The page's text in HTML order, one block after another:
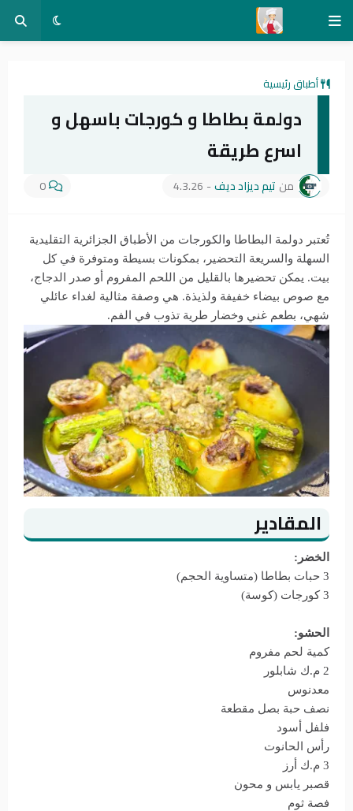
أطباق رئيسية
دولمة بطاطا و كورجات باسهل و
اسرع طريقة
من تيم ديزاد ديف-
4.3.26
0
تُعتبر دولمة البطاطا والكورجات من الأطباق الجزائرية التقليدية
السهلة والسريعة التحضير، بمكونات بسيطة ومتوفرة في كل
بيت. يمكن تحضيرها بالقليل من اللحم المفروم أو صدر الدجاج،
مع صوص بيضاء خفيفة ولذيذة. هي وصفة مثالية لغداء عائلي
شهي، بطعم غني وخضار طرية تذوب في الفم.
المقادير
الخضر:
3 حبات بطاطا (متساوية الحجم)
3 كورجات (كوسة)
الحشو:
كمية لحم مفروم
2 م.ك شابلور
معدنوس
نصف حبة بصل مقطعة
فلفل أسود
رأس الحانوت
3 م.ك أرز
قصبر يابس و محون
فصة ثوم